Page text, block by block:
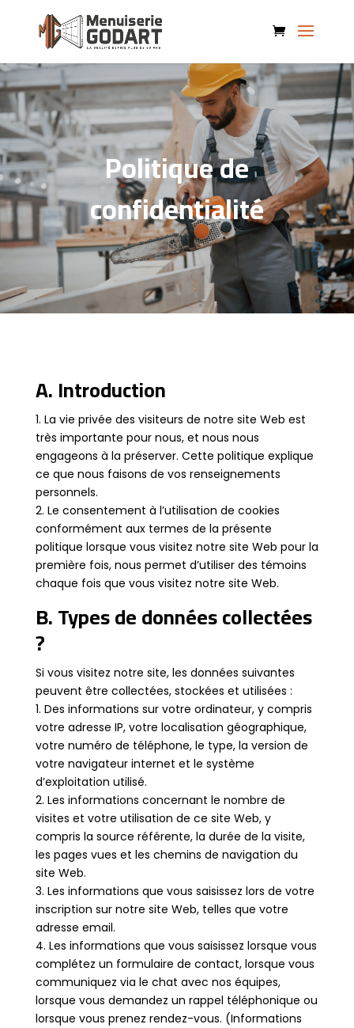
Politique de
confidentialité
A. Introduction
1. La vie privée des visiteurs de notre site Web est
très importante pour nous, et nous nous
engageons à la préserver. Cette politique explique
ce que nous faisons de vos renseignements
personnels.
2. Le consentement à l’utilisation de cookies
conformément aux termes de la présente
politique lorsque vous visitez notre site Web pour la
première fois, nous permet d’utiliser des témoins
chaque fois que vous visitez notre site Web.
B. Types de données collectées
?
Si vous visitez notre site, les données suivantes
peuvent être collectées, stockées et utilisées :
1. Des informations sur votre ordinateur, y compris
votre adresse IP, votre localisation géographique,
votre numéro de téléphone, le type, la version de
votre navigateur internet et le système
d’exploitation utilisé.
2. Les informations concernant le nombre de
visites et votre utilisation de ce site Web, y
compris la source référente, la durée de la visite,
les pages vues et les chemins de navigation du
site Web.
3. Les informations que vous saisissez lors de votre
inscription sur notre site Web, telles que votre
adresse email.
4. Les informations que vous saisissez lorsque vous
complétez un formulaire de contact, lorsque vous
communiquez via le chat avec nos équipes,
lorsque vous demandez un rappel téléphonique ou
lorsque vous prenez rendez-vous. (Informations